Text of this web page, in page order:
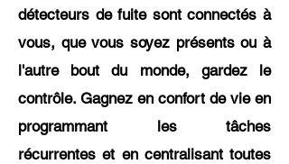
détecteurs de fuite sont connectés à
vous, que vous soyez présents ou à
l'autre bout du monde, gardez le
contrôle. Gagnez en confort de vie en
programmant les tâches
récurrentes et en centralisant toutes